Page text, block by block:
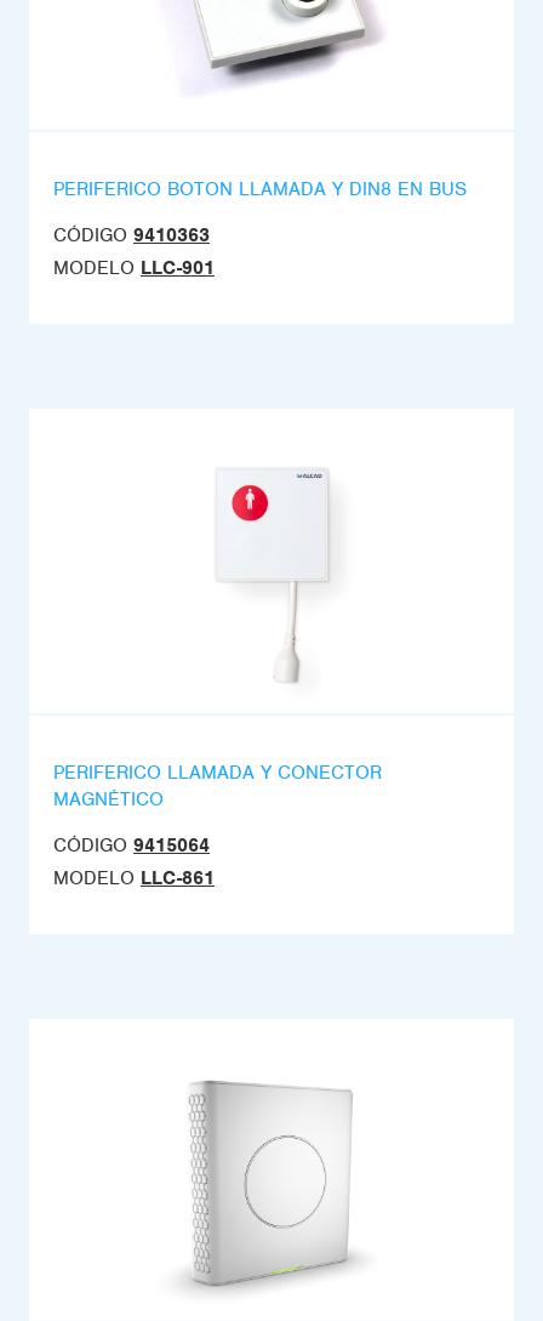
PERIFERICO BOTON LLAMADA Y DIN8 EN BUS
CÓDIGO 9410363
MODELO LLC-901
PERIFERICO LLAMADA Y CONECTOR
MAGNÉTICO
CÓDIGO 9415064
MODELO LLC-861